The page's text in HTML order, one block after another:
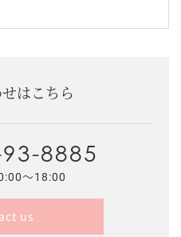
はこちら
8885
～18:00
us